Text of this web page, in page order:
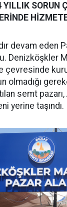
YILLIK SORUN
devam eden
Denizköşkler
çevresinde
olmadığı
semt
yerine taşındı.